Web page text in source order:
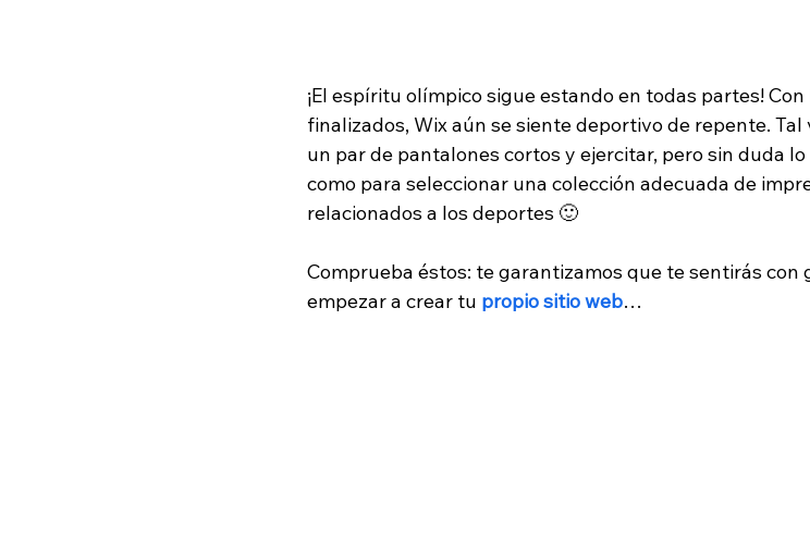
¡El espíritu olímpico sigue estando en todas partes!
finalizados, Wix aún se siente deportivo de repente.
un par de pantalones cortos y ejercitar, pero sin duda
como para seleccionar una colección adecuada de
relacionados a los deportes 🙂
Comprueba éstos: te garantizamos que te sentirás con
empezar a crear tu propio sitio web…